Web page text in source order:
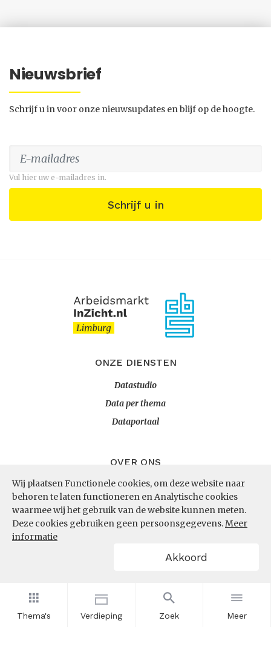
Thema's Verdieping Zoek Meer
Wij plaatsen Functionele cookies, om deze website naar
behoren te laten functioneren en Analytische cookies
waarmee wij het gebruik van de website kunnen meten.
Deze cookies gebruiken geen persoonsgegevens.Meer
informatie
Akkoord
Nieuwsbrief
Schrijf u in voor onze nieuwsupdates en blijf op de hoogte.
Vul hier uw e-mailadres in.
Schrijf u in
ONZE DIENSTEN
Datastudio
Data per thema
Dataportaal
OVER ONS
InZicht
Contact